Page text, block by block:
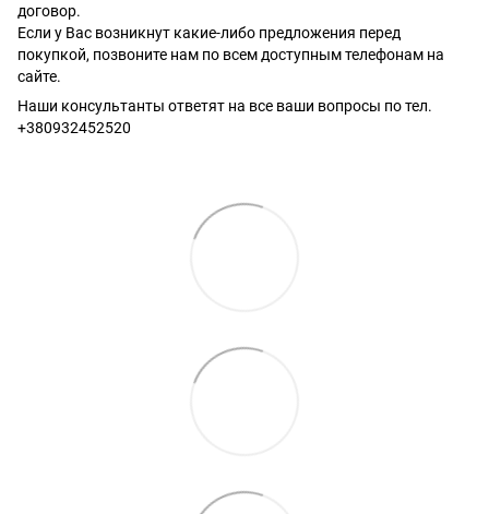
договор.
Если у Вас возникнут какие-либо предложения перед
покупкой, позвоните нам по всем доступным телефонам на
сайте.
Наши консультанты ответят на все ваши вопросы по тел.
+380932452520